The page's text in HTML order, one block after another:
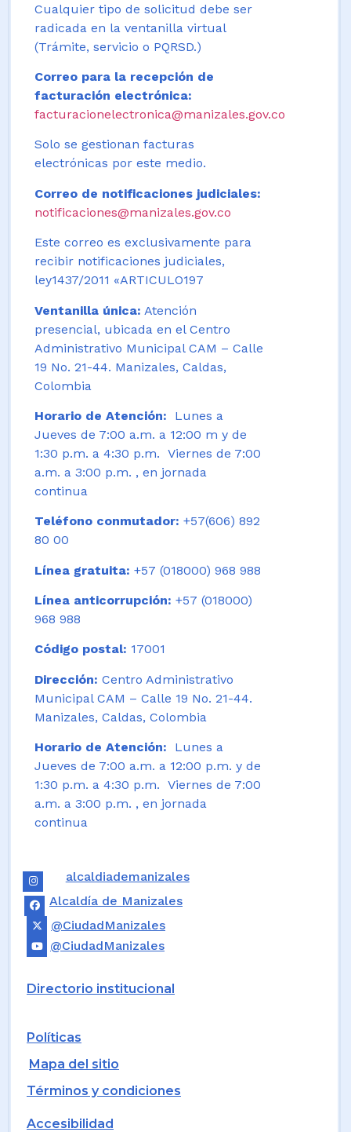
Cualquier tipo de solicitud debe ser
radicada en la ventanilla virtual
(Trámite, servicio o PQRSD.)
Correo para la recepción de
facturación electrónica:
facturacionelectronica@manizales.gov.co
Solo se gestionan facturas
electrónicas por este medio.
Correo de notificaciones judiciales:
notificaciones@manizales.gov.co
Este correo es exclusivamente para
recibir notificaciones judiciales,
ley1437/2011 «ARTICULO197
Ventanilla única: Atención
presencial, ubicada en el Centro
Administrativo Municipal CAM – Calle
19 No. 21-44. Manizales, Caldas,
Colombia
Horario de Atención:
Lunes a
Jueves de 7:00 a.m. a 12:00 m y de
1:30 p.m. a 4:30 p.m. Viernes de 7:00
a.m. a 3:00 p.m. , en jornada
continua
Teléfono conmutador: +57(606) 892
80 00
Línea gratuita: +57 (018000) 968 988
Línea anticorrupción: +57 (018000)
968 988
Código postal: 17001
Dirección: Centro Administrativo
Municipal CAM – Calle 19 No. 21-44.
Manizales, Caldas, Colombia
Horario de Atención: Lunes a
Jueves de 7:00 a.m. a 12:00 p.m. y de
1:30 p.m. a 4:30 p.m. Viernes de 7:00
a.m. a 3:00 p.m. , en jornada
continua
alcaldiademanizales
Alcaldía de Manizales
@CiudadManizales
@CiudadManizales
Directorio institucional
Políticas
Mapa del sitio
Términos y condiciones
Accesibilidad